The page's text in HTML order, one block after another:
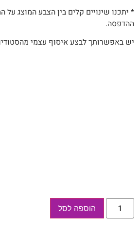
* יתכנו שינויים קלים בין הצבע המוצג על
ההדפסה.
יש באפשרותך לבצע איסוף עצמי
כמות
קולקציה
הוספה לסל